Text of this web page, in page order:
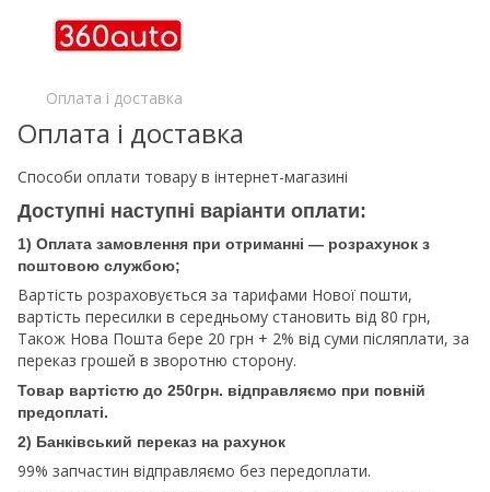
Оплата і доставка
Оплата і доставка
Способи оплати товару в інтернет-магазині
Доступні наступні варіанти оплати:
1) Оплата замовлення при отриманні — розрахунок з
поштовою службою;
Вартість розраховується за тарифами Нової пошти,
вартість пересилки в середньому становить від 80 грн,
Також Нова Пошта бере 20 грн + 2% від суми післяплати, за
переказ грошей в зворотню сторону.
Товар вартістю до 250грн. відправляємо при повній
предоплаті.
2) Банківський переказ на рахунок
99% запчастин відправляємо без передоплати.